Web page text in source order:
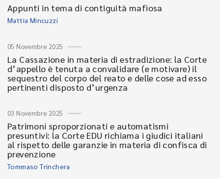
Appunti in tema di contiguità mafiosa
Mattia Mincuzzi
05 Novembre 2025
La Cassazione in materia di estradizione: la Corte
d’appello è tenuta a convalidare (e motivare) il
sequestro del corpo del reato e delle cose ad esso
pertinenti disposto d’urgenza
03 Novembre 2025
Patrimoni sproporzionati e automatismi
presuntivi: la Corte EDU richiama i giudici italiani
al rispetto delle garanzie in materia di confisca di
prevenzione
Tommaso Trinchera